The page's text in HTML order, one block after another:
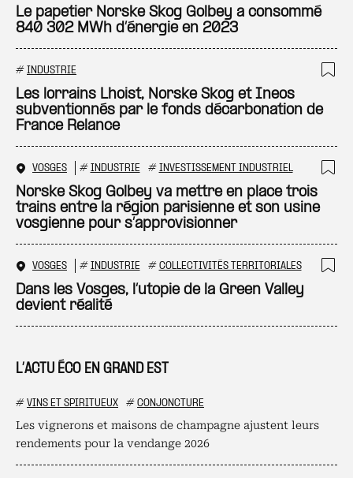
L’ACTU ÉCO EN GRAND EST
# VINS ET SPIRITUEUX # CONJONCTURE
Les vignerons et maisons de champagne ajustent leurs
rendements pour la vendange 2026
Le papetier Norske Skog Golbey a consommé
840 302 MWh d’énergie en 2023
# INDUSTRIE
Les lorrains Lhoist, Norske Skog et Ineos
subventionnés par le fonds décarbonation de
France Relance
VOSGES # INDUSTRIE # INVESTISSEMENT INDUSTRIEL
Norske Skog Golbey va mettre en place trois
trains entre la région parisienne et son usine
vosgienne pour s’approvisionner
VOSGES # INDUSTRIE # COLLECTIVITÉS TERRITORIALES
Dans les Vosges, l’utopie de la Green Valley
devient réalité